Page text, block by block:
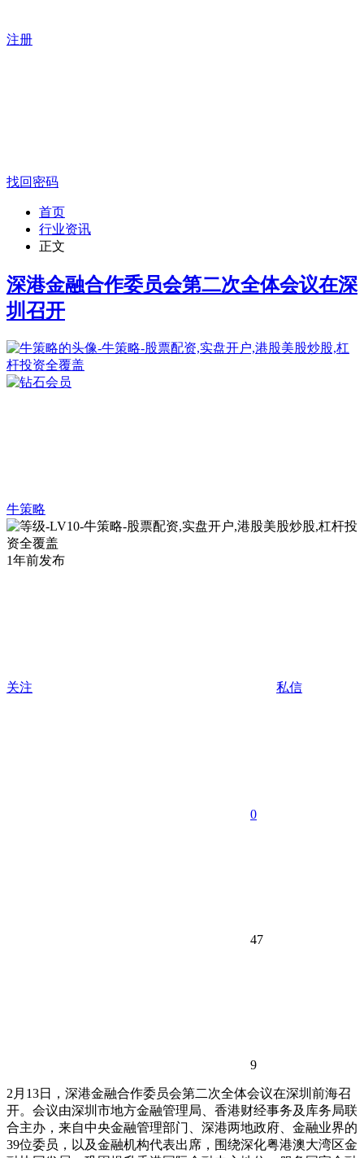
注册
找回密码
首页
行业资讯
正文
深港金融合作委员会第二次全体会议在深
圳召开
牛策略
1年前发布
关注 私信
0
47
9
2月13日，深港金融合作委员会第二次全体会议在深圳前海召
开。会议由深圳市地方金融管理局、香港财经事务及库务局联
合主办，来自中央金融管理部门、深港两地政府、金融业界的
39位委员，以及金融机构代表出席，围绕深化粤港澳大湾区金